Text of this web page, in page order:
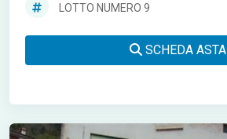
LOTTO NUMERO 9
SCHEDA ASTA